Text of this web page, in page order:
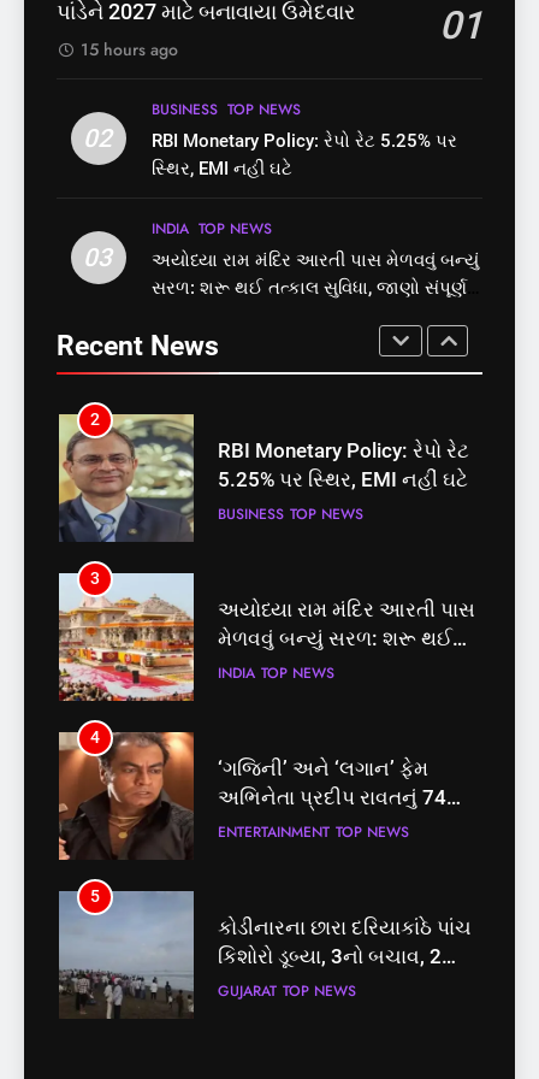
છે? FSSAIએ ડાબરના દાવાઓની
1
સમાજવાદી પાર્ટીએ અયોધ્યા
બેઠક પરથી પવન પાંડેને 2027
2
RBI Monetary Policy: રેપો રેટ
5.25% પર સ્થિર, EMI નહીં ઘટે
3
અયોધ્યા રામ મંદિર આરતી પાસ
મેળવવું બન્યું સરળ: શરૂ થઈ
તત્કાલ સુવિધા, જાણો સંપૂર્ણ
INDIA TOP NEWS
4
‘ગજિની’ અને ‘લગાન’ ફેમ
અભિનેતા પ્રદીપ રાવતનું 74
વર્ષની વયે નિધન, બ્લડ કેન્સર
ENTERTAINMENT
5
કોડીનારના છારા દરિયાકાંઠે પાંચ
કિશોરો ડૂબ્યા, 3નો બચાવ, 2
લાપતા
GUJARAT TOP NEWS
6
પાસપોર્ટ વેરિફિકેશન માટે હવે
પોલીસ સ્ટેશનના ધક્કામાંથી
મુક્તિ,ગુજરાતમાં વેરિફિકેશન
GUJARAT TOP NEWS
પાંડેને 2027 માટે બનાવાયા ઉમેદવાર
01
15 hours ago
02
BUSINESS TOP NEWS
RBI Monetary Policy: રેપો રેટ 5.25% પર
સ્થિર, EMI નહીં ઘટે
03
INDIA TOP NEWS
અયોધ્યા રામ મંદિર આરતી પાસ મેળવવું બન્યું
સરળ: શરૂ થઈ તત્કાલ સુવિધા, જાણો સંપૂર્ણ
Recent News
શું તમારું મધ કે ઘી ખરેખર શુદ્ધ
છે? FSSAIએ ડાબરના દાવાઓની
1
સમાજવાદી પાર્ટીએ અયોધ્યા
બેઠક પરથી પવન પાંડેને 2027
માટે બનાવાયા ઉમેદવાર
2
RBI Monetary Policy: રેપો રેટ
5.25% પર સ્થિર, EMI નહીં ઘટે
BUSINESS TOP NEWS
3
અયોધ્યા રામ મંદિર આરતી પાસ
મેળવવું બન્યું સરળ: શરૂ થઈ
તત્કાલ સુવિધા, જાણો સંપૂર્ણ
INDIA TOP NEWS
4
‘ગજિની’ અને ‘લગાન’ ફેમ
અભિનેતા પ્રદીપ રાવતનું 74
વર્ષની વયે નિધન, બ્લડ કેન્સર
ENTERTAINMENT TOP NEWS
5
કોડીનારના છારા દરિયાકાંઠે પાંચ
કિશોરો ડૂબ્યા, 3નો બચાવ, 2
લાપતા
GUJARAT TOP NEWS